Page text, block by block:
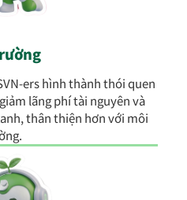
ers hình thành thói quen
lãng phí tài nguyên và
thân thiện hơn với môi